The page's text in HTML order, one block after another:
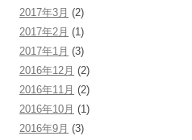
2017年3月 (2)
2017年2月 (1)
2017年1月 (3)
2016年12月 (2)
2016年11月 (2)
2016年10月 (1)
2016年9月 (3)